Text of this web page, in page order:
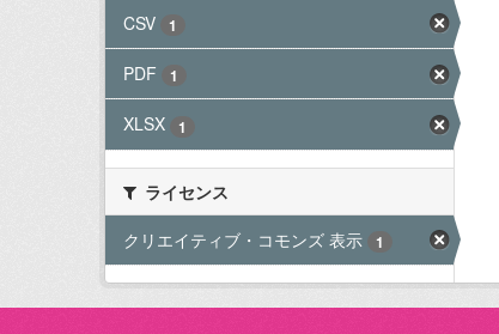
CSV
1
PDF 1
XLSX 1
ライセンス
クリエイティブ・コモンズ 表示
1